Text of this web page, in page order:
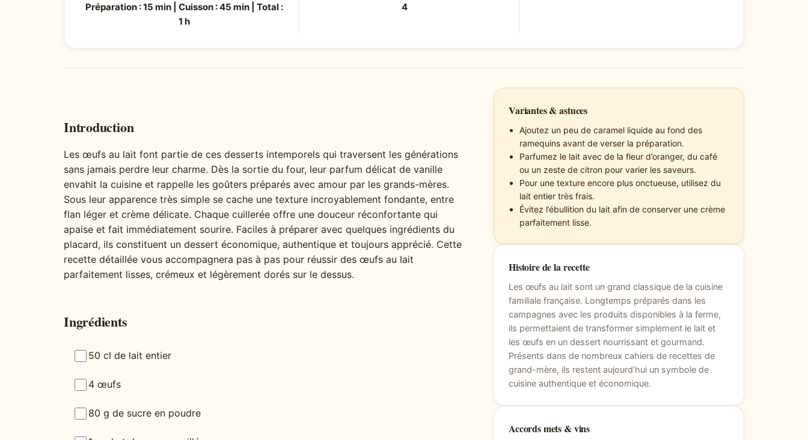
Préparation : 15 min | Cuisson : 45 min | Total :
1 h
4
Introduction
Les œufs au lait font partie de ces desserts intemporels qui traversent les générations
sans jamais perdre leur charme. Dès la sortie du four, leur parfum délicat de vanille
envahit la cuisine et rappelle les goûters préparés avec amour par les grands-mères.
Sous leur apparence très simple se cache une texture incroyablement fondante, entre
flan léger et crème délicate. Chaque cuillerée offre une douceur réconfortante qui
apaise et fait immédiatement sourire. Faciles à préparer avec quelques ingrédients du
placard, ils constituent un dessert économique, authentique et toujours apprécié. Cette
recette détaillée vous accompagnera pas à pas pour réussir des œufs au lait
parfaitement lisses, crémeux et légèrement dorés sur le dessus.
Ingrédients
50 cl de lait entier
4 œufs
80 g de sucre en poudre
Variantes & astuces
Ajoutez un peu de caramel liquide au fond des
ramequins avant de verser la préparation.
Parfumez le lait avec de la fleur d’oranger, du café
ou un zeste de citron pour varier les saveurs.
Pour une texture encore plus onctueuse, utilisez du
lait entier très frais.
Évitez l’ébullition du lait afin de conserver une crème
parfaitement lisse.
Histoire de la recette
Les œufs au lait sont un grand classique de la cuisine
familiale française. Longtemps préparés dans les
campagnes avec les produits disponibles à la ferme,
ils permettaient de transformer simplement le lait et
les œufs en un dessert nourrissant et gourmand.
Présents dans de nombreux cahiers de recettes de
grand-mère, ils restent aujourd’hui un symbole de
cuisine authentique et économique.
Accords mets & vins